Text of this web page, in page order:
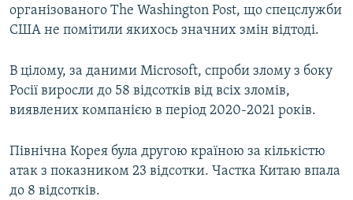
організованого The Washington Post, що спецслужби
США не помітили якихось значних змін відтоді.
В цілому, за даними Microsoft, спроби злому з боку
Росії виросли до 58 відсотків від всіх зломів,
виявлених компанією в період 2020-2021 років.
Північна Корея була другою країною за кількістю
атак з показником 23 відсотки. Частка Китаю впала
до 8 відсотків.